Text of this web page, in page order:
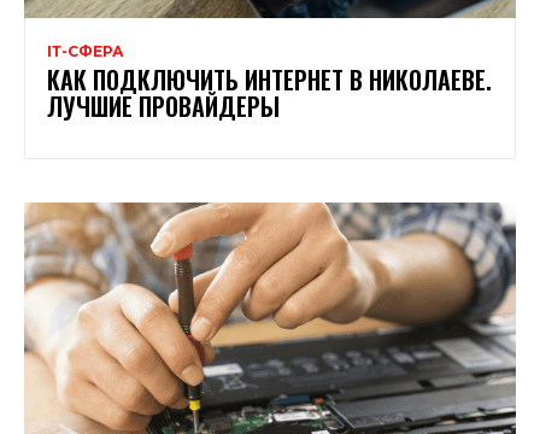
ІТ-СФЕРА
КАК ПОДКЛЮЧИТЬ ИНТЕРНЕТ В НИКОЛАЕВЕ.
ЛУЧШИЕ ПРОВАЙДЕРЫ